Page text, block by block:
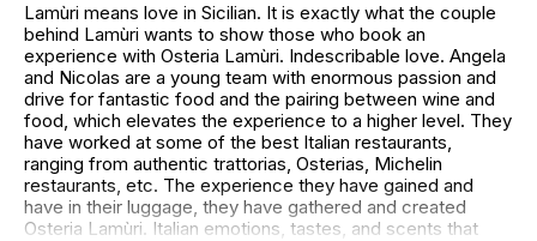
Lamùri means love in Sicilian. It is exactly what the couple
behind Lamùri wants to show those who book an
experience with Osteria Lamùri. Indescribable love. Angela
and Nicolas are a young team with enormous passion and
drive for fantastic food and the pairing between wine and
food, which elevates the experience to a higher level. They
have worked at some of the best Italian restaurants,
ranging from authentic trattorias, Osterias, Michelin
restaurants, etc. The experience they have gained and
have in their luggage, they have gathered and created
Osteria Lamùri. Italian emotions, tastes, and scents that